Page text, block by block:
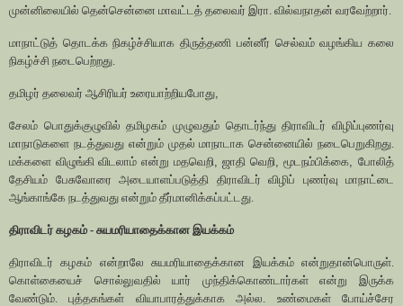
முன்னிலையில் தென்சென்னை மாவட்டத் தலைவர் இரா. வில்வநாதன் வரவேற்றார்.
மாநாட்டுத் தொடக்க நிகழ்ச்சியாக திருத்தணி பன்னீர் செல்வம் வழங்கிய கலை
நிகழ்ச்சி நடைபெற்றது.
தமிழர் தலைவர் ஆசிரியர் உரையாற்றியபோது
சேலம் பொதுக்குழுவில் தமிழகம் முழுவதும் தொடர்ந்து திராவிடர் விழிப்புணர்வு
மாநாடுகளை நடத்துவது என்றும் முதல் மாநாடாக சென்னையில் நடைபெறுகிறது.
மக்களை விழுங்கி விடலாம் என்று மதவெறி ,ஜாதி வெறி ,மூடநம்பிக்கை
போலித்
தேசியம் பேசுவோரை அடையாளப்படுத்தி திராவிடர் விழிப் புணர்வு மாநாட்டை
ஆங்காங்கே நடத்துவது என்றும் தீர்மானிக்கப்பட்டது.
திராவிடர் கழகம் - சுயமரியாதைக்கான இயக்கம்
திராவிடர் கழகம் என்றாலே சுயமரியாதைக்கான இயக்கம் என்றுதான்பொருள்.
கொள்கையைச் சொல்லுவதில் யார் முந்திக்கொண்டார்கள் என்று இருக்க
வேண்டும். புத்தகங்கள் வியாபாரத்துக்காக அல்ல. உண்மைகள் போய்ச்சேர